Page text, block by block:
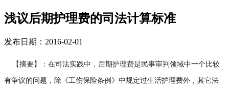
浅议后期护理费的司法计算标准
发布日期：2016-02-01
【摘要】：在司法实践中，后期护理费是民事审判领域中一个比较
有争议的问题，除《工伤保险条例》中规定过生活护理费外，其它法